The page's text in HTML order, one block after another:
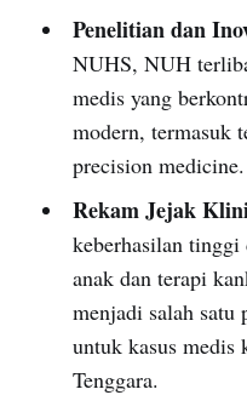
Penelitian dan
NUHS, NUH
medis yang
modern, termasuk
precision medicine.
Rekam Jejak
keberhasilan tinggi
anak dan terapi
menjadi salah satu
untuk kasus medis
Tenggara.